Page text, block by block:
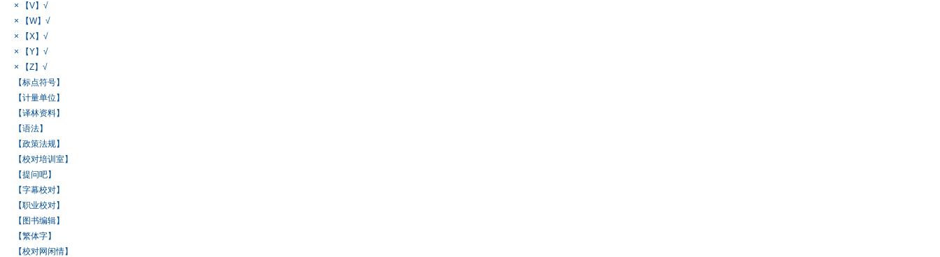
× 【V】√
× 【W】√
× 【X】√
× 【Y】√
× 【Z】√
【标点符号】
【计量单位】
【译林资料】
【语法】
【政策法规】
【校对培训室】
【提问吧】
【字幕校对】
【职业校对】
【图书编辑】
【繁体字】
【校对网闲情】